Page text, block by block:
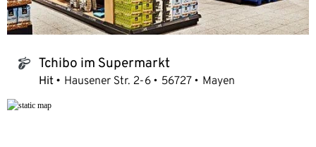
tchibo_logo Tchibo im Supermarkt
Hit Hausener Str. 2-6 56727 Mayen